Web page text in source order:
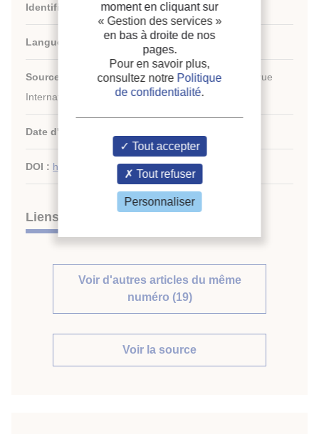
Identifiant de la fiche :30027482
Langues : Anglais
Source :
International Journal of Refrigeration - Revue
Internationale du Froid - vol. 115
Date d'édition :
DOI : http://dx.doi.org/10.1016/j.ijrefrig.2020.02.032
Liens
Voir d'autres articles du même
numéro (19)
Voir la source
moment en cliquant sur
« Gestion des services »
en bas à droite de nos
pages.
Pour en savoir plus,
consultez notre Politique
de confidentialité.
Tout accepter
Tout refuser
Personnaliser